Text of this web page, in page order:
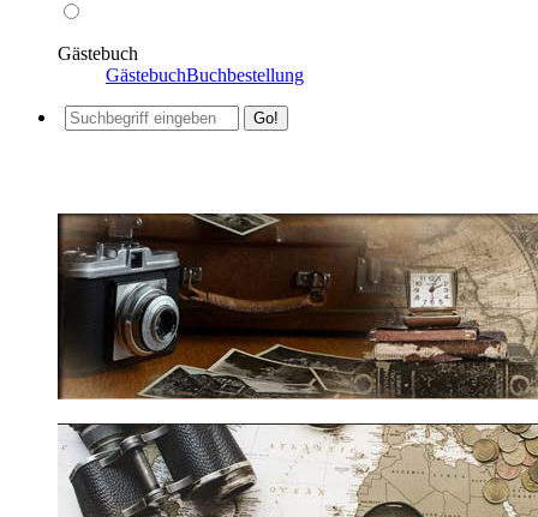
Gästebuch
GästebuchBuchbestellung